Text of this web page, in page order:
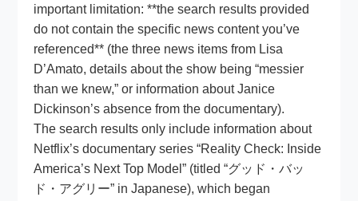
important limitation: **the search results provided
do not contain the specific news content you’ve
referenced** (the three news items from Lisa
D’Amato, details about the show being “messier
than we knew,” or information about Janice
Dickinson’s absence from the documentary).
The search results only include information about
Netflix’s documentary series “Reality Check: Inside
America’s Next Top Model” (titled “グッド・バッ
ド・アグリー” in Japanese), which began